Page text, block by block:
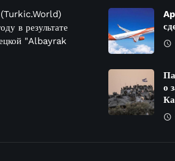
(Turkic.World)
в результате
"Albayrak
о